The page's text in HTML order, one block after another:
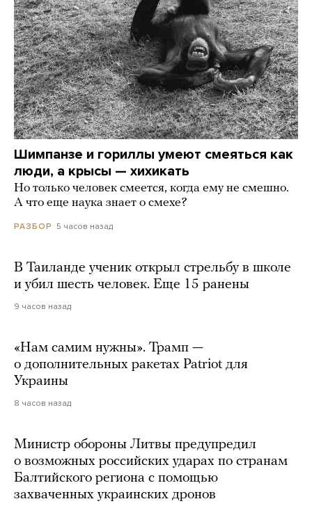
Шимпанзе и гориллы умеют смеяться как
люди, а крысы — хихикать
Но только человек смеется, когда ему не смешно.
А что еще наука знает о смехе?
РАЗБОР 5 часов назад
В Таиланде ученик открыл стрельбу в школе
и убил шесть человек. Еще 15 ранены
9 часов назад
«Нам самим нужны». Трамп —
о дополнительных ракетах Patriot для
Украины
8 часов назад
Министр обороны Литвы предупредил
о возможных российских ударах по странам
Балтийского региона с помощью
захваченных украинских дронов